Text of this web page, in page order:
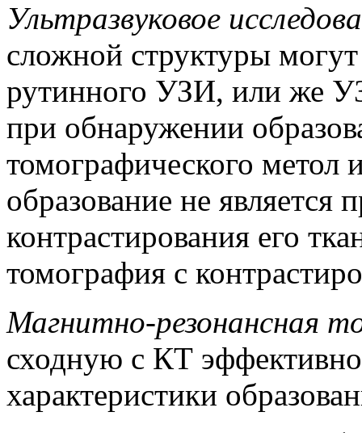
Ультразвуковое
сложной структуры
рутинного УЗИ, или же
при обнаружении
томографического метол
образование не является
контрастирования его
томография с
Магнитно-резонансная
сходную с КТ
характеристики